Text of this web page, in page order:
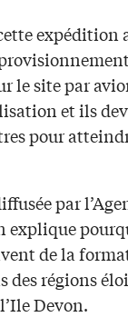
expédition
le site par
et ils
pour
par
explique
de la
des régions
Devon.